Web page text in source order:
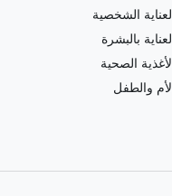
العناية الشخصية
العناية بالبشرة
الأغذية الصحية
الأم والطفل